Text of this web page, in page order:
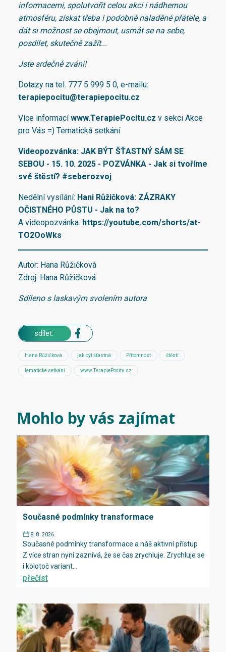
informacemi, spolutvořit celou akci i nádhernou
atmosféru, získat třeba i podobně naladěné přátele, a
dát si možnost se obejmout, usmát se na sebe,
posdilet, skutečně zažít...
Jste srdečně zváni!
Dotazy na tel. 777 5 999 5 0, e-mailu:
terapiepocitu@terapiepocitu.cz
Více informacíwww.TerapiePocitu.cz v sekci Akce
pro Vás =) Tematická setkání
Videopozvánka: JAK BÝT ŠŤASTNÝ SÁM SE
SEBOU - 15. 10. 2025 - POZVÁNKA - Jak si tvoříme
své štěstí? #seberozvoj
Nedělní vysílání: Hani Růžičková: ZÁZRAKY
OČISTNÉHO PŮSTU - Jak na to?
A videopozvánka: https://youtube.com/shorts/at-
TO2OoWks
Autor: Hana Růžičková
Zdroj: Hana Růžičková
Sdíleno s laskavým svolením autora
sdílet:
Hana Růžičková jak být šťastná Přítomnost štěstí
tematické setkání www.TerapiePocitu.cz
Mohlo by vás zajímat
Současné podmínky transformace
8. 8. 2026
Současné podmínky transformace a náš aktivní přístup
Z více stran nyní zaznívá, že se čas zrychluje. Zrychluje se
i kolotoč variant...
přečíst